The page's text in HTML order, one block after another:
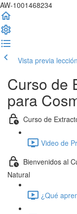
AW-1001468234
Vista previa lección
Curso de
para
Curso de
Video de
Bienvenidos al
Natural
¿Qué